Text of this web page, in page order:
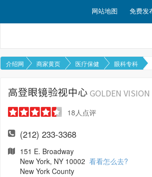
网站地图 免费发
介绍网 商家黄页 医疗保健 眼科专科
高登眼镜验视中心 GOLDEN
18人点评
(212) 233-3368
151 E. Broadway
New York, NY 10002 看看怎么去?
New York County